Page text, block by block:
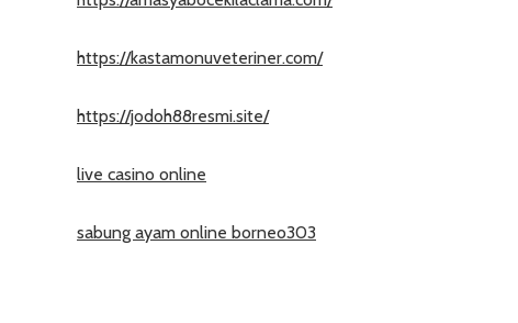
https://kastamonuveteriner.com/
https://jodoh88resmi.site/
live casino online
sabung ayam online borneo303